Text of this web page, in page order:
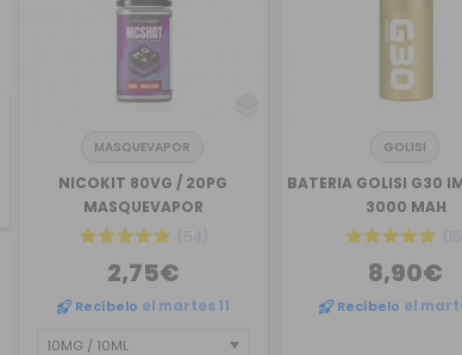
MASQUEVAPOR
NICOKIT 80VG / 20PG
MASQUEVAPOR
(54)
2,75€
Recíbelo el martes 11
GOLISI
BATERIA GOLISI G30
3000 MAH
8,90€
Recíbelo el